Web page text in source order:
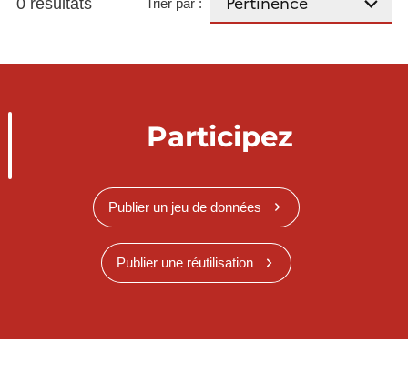
Trier par :
Participez
Publier un jeu de données
Publier une réutilisation